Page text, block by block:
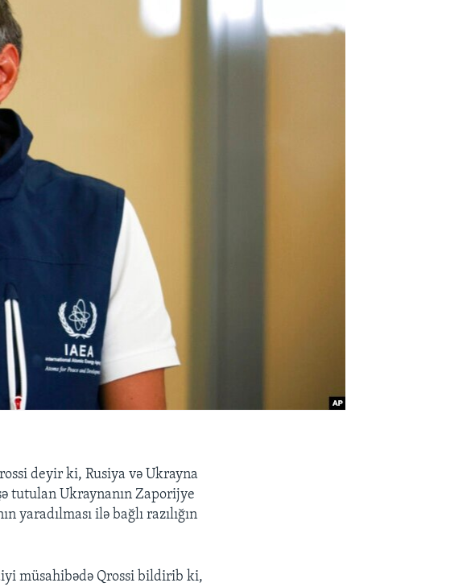
deyir ki, Rusiya və Ukrayna
tutulan Ukraynanın Zaporijye
yaradılması ilə bağlı razılığın
müsahibədə Qrossi bildirib ki,